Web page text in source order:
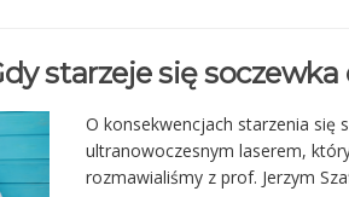
starzeje się soczewka
O konsekwencjach starzenia się
ultranowoczesnym laserem,
rozmawialiśmy z prof. Jerzym